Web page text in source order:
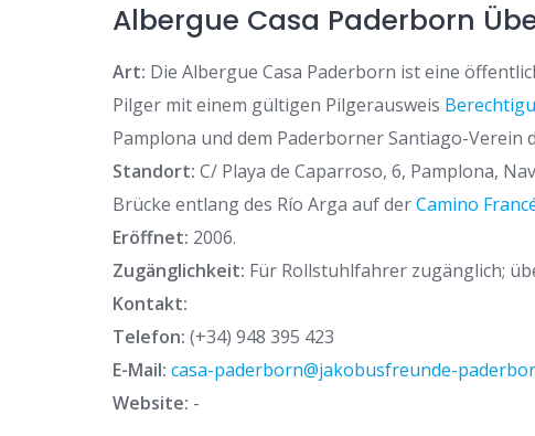
Albergue Casa Paderborn
Art: Die Albergue Casa Paderborn ist eine
Pilger mit einem gültigen Pilgerausweis
Pamplona und dem Paderborner Santiago-Verein
Standort: C/ Playa de Caparroso, 6, Pamplona,
Brücke entlang des Río Arga auf derCamino
Eröffnet: 2006.
Zugänglichkeit: Für Rollstuhlfahrer zugänglich;
Kontakt:
Telefon: (+34) 948 395 423
E-Mail: casa-paderborn@jakobusfreunde-
Website: -